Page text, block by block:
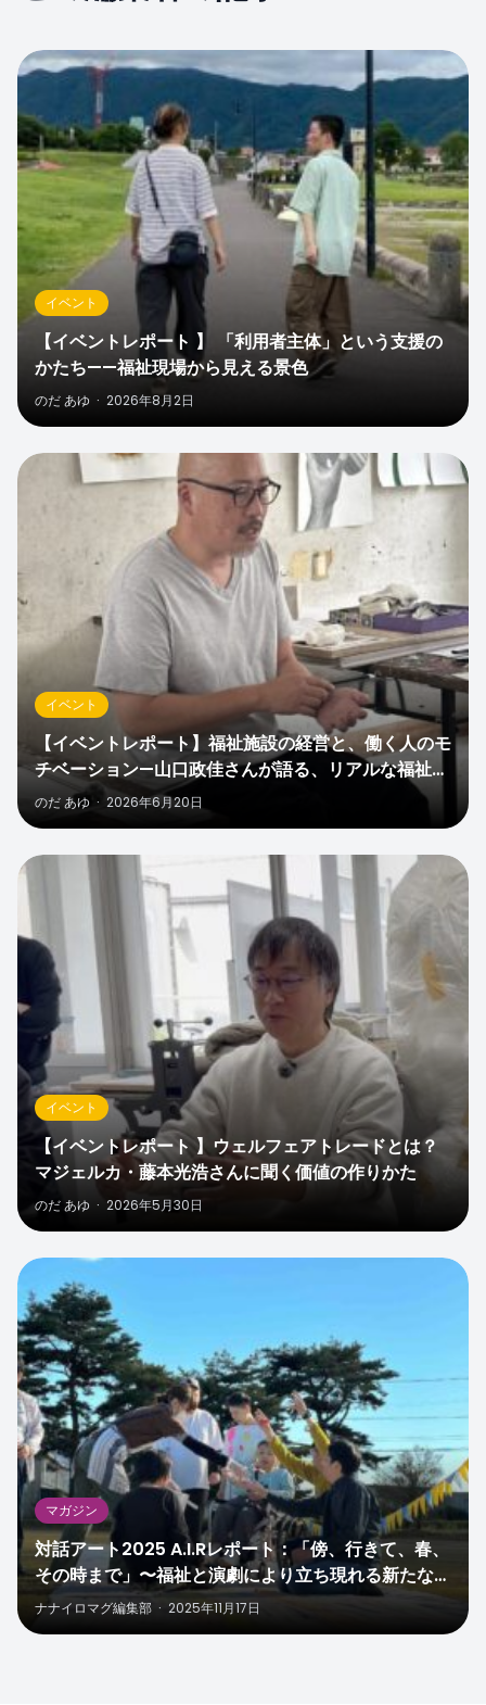
イベント
【イベントレポート 】 「利用者主体」という支援の
かたち——福祉現場から見える景色
のだ あゆ · 2026年8月2日
0
イベント
【イベントレポート】福祉施設の経営と、働く人のモ
チベーション—山口政佳さんが語る、リアルな福祉施
設運営の話
のだ あゆ · 2026年6月20日
イベント
【イベントレポート 】ウェルフェアトレードとは？
マジェルカ・藤本光浩さんに聞く価値の作りかた
のだ あゆ · 2026年5月30日
0
マガジン
対話アート2025 A.I.Rレポート：「傍、行きて、春、
その時まで」〜福祉と演劇により立ち現れる新たな表
現〜
ナナイロマグ編集部 · 2025年11月17日